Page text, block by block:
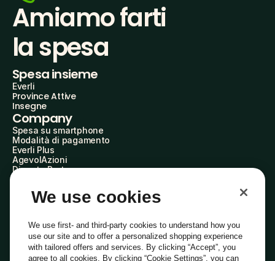
Amiamo farti
la spesa
Spesa insieme
Everli
Province Attive
Insegne
Company
Spesa su smartphone
Modalità di pagamento
Everli Plus
AgevolAzioni
Diventa Partner
Everli Shoppers
About Us
Everli News
Domande frequenti
Lavora con noi
Diventa Shopper
We use cookies
We use first- and third-party cookies to understand how you
use our site and to offer a personalized shopping experience
with tailored offers and services. By clicking “Accept”, you
agree to all cookies. By clicking “Cookie Settings”, you can